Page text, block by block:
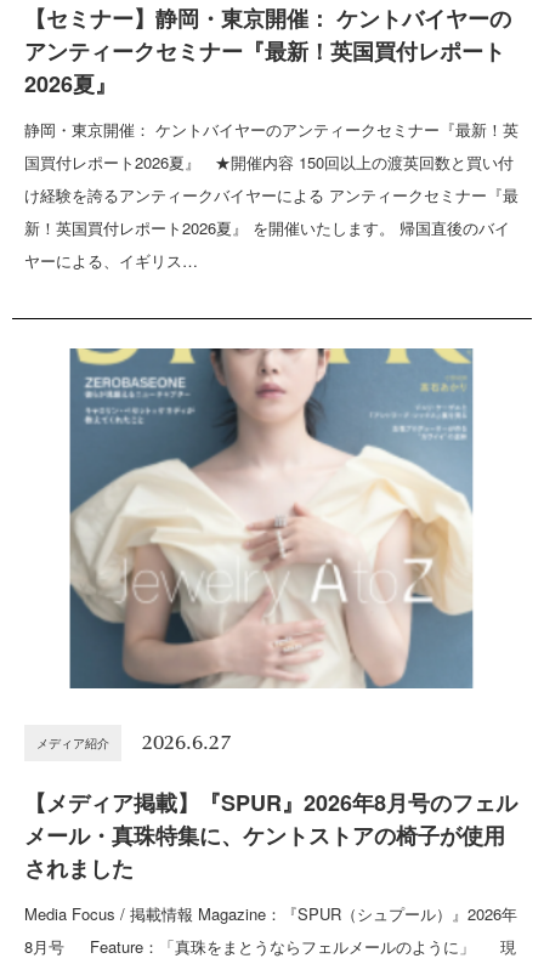
【セミナー】静岡・東京開催： ケントバイヤーの
アンティークセミナー『最新！英国買付レポート
2026夏』
静岡・東京開催： ケントバイヤーのアンティークセミナー『最新！英
国買付レポート2026夏』 ★開催内容 150回以上の渡英回数と買い付
け経験を誇るアンティークバイヤーによる アンティークセミナー『最
新！英国買付レポート2026夏』 を開催いたします。 帰国直後のバイ
ヤーによる、イギリス…
メディア紹介 2026.6.27
【メディア掲載】『SPUR』2026年8月号のフェル
メール・真珠特集に、ケントストアの椅子が使用
されました
Media Focus / 掲載情報 Magazine：『SPUR（シュプール）』2026年
8月号 Feature：「真珠をまとうならフェルメールのように」 現